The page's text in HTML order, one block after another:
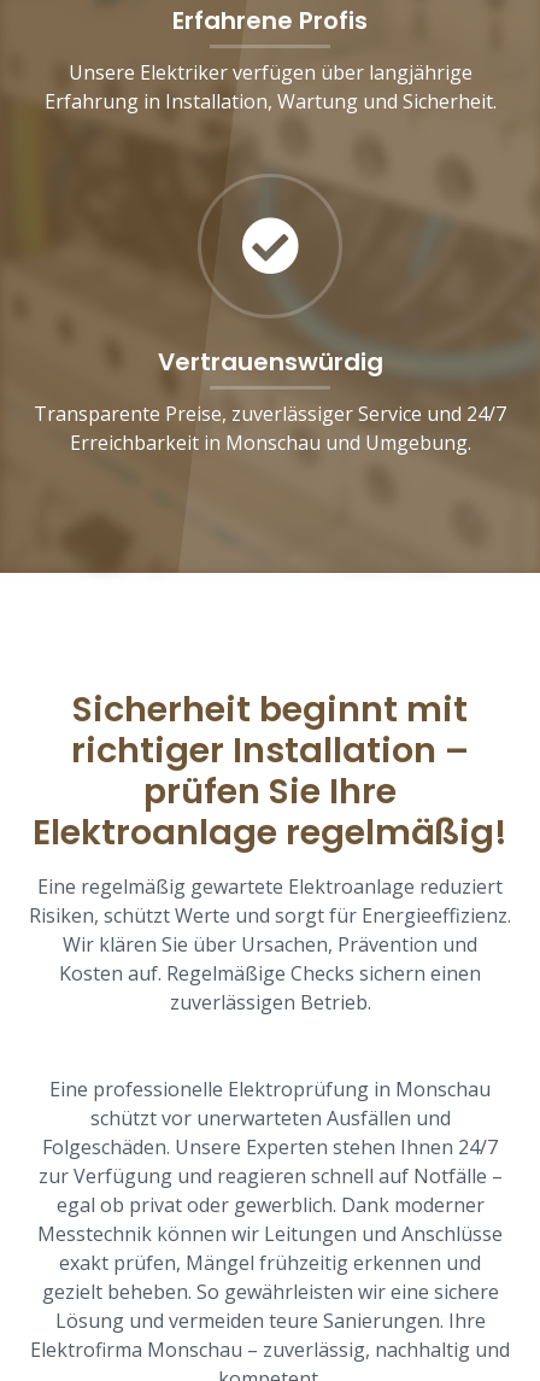
Erfahrene Profis
Unsere Elektriker verfügen über langjährige
Erfahrung in Installation, Wartung und Sicherheit.
Vertrauenswürdig
Transparente Preise, zuverlässiger Service und 24/7
Erreichbarkeit in Monschau und Umgebung.
Sicherheit beginnt mit
richtiger Installation –
prüfen Sie Ihre
Elektroanlage regelmäßig!
Eine regelmäßig gewartete Elektroanlage reduziert
Risiken, schützt Werte und sorgt für Energieeffizienz.
Wir klären Sie über Ursachen, Prävention und
Kosten auf. Regelmäßige Checks sichern einen
zuverlässigen Betrieb.
Eine professionelle Elektroprüfung in Monschau
schützt vor unerwarteten Ausfällen und
Folgeschäden. Unsere Experten stehen Ihnen 24/7
zur Verfügung und reagieren schnell auf Notfälle –
egal ob privat oder gewerblich. Dank moderner
Messtechnik können wir Leitungen und Anschlüsse
exakt prüfen, Mängel frühzeitig erkennen und
gezielt beheben. So gewährleisten wir eine sichere
Lösung und vermeiden teure Sanierungen. Ihre
Elektrofirma Monschau – zuverlässig, nachhaltig und